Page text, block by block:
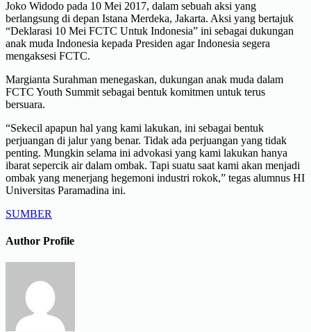
Joko Widodo pada 10 Mei 2017, dalam sebuah aksi yang
berlangsung di depan Istana Merdeka, Jakarta. Aksi yang bertajuk
“Deklarasi 10 Mei FCTC Untuk Indonesia” ini sebagai dukungan
anak muda Indonesia kepada Presiden agar Indonesia segera
mengaksesi FCTC.
Margianta Surahman menegaskan, dukungan anak muda dalam
FCTC Youth Summit sebagai bentuk komitmen untuk terus
bersuara.
“Sekecil apapun hal yang kami lakukan, ini sebagai bentuk
perjuangan di jalur yang benar. Tidak ada perjuangan yang tidak
penting. Mungkin selama ini advokasi yang kami lakukan hanya
ibarat sepercik air dalam ombak. Tapi suatu saat kami akan menjadi
ombak yang menerjang hegemoni industri rokok,” tegas alumnus HI
Universitas Paramadina ini.
SUMBER
Author Profile